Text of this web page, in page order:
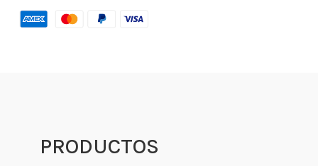
PRODUCTOS